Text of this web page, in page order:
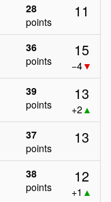
28
points
11
36
points
15
−4▼
39
points
13
+2 ▲
37
points
13
38
points
12
+1 ▲